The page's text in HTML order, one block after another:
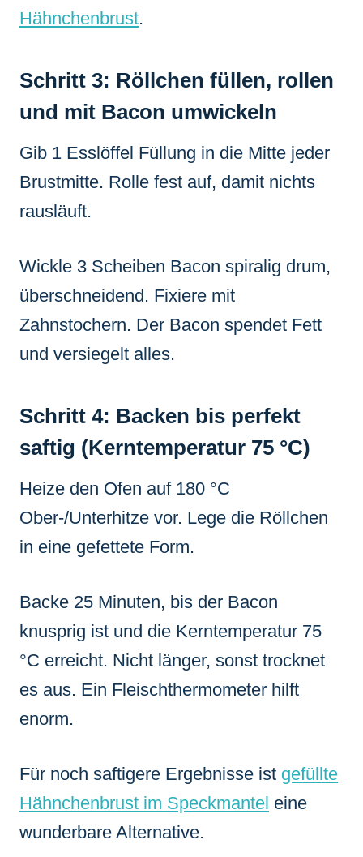
Hähnchenbrust.
Schritt 3: Röllchen füllen, rollen
und mit Bacon umwickeln
Gib 1 Esslöffel Füllung in die Mitte jeder
Brustmitte. Rolle fest auf, damit nichts
rausläuft.
Wickle 3 Scheiben Bacon spiralig drum,
überschneidend. Fixiere mit
Zahnstochern. Der Bacon spendet Fett
und versiegelt alles.
Schritt 4: Backen bis perfekt
saftig (Kerntemperatur 75 °C)
Heize den Ofen auf 180 °C
Ober-/Unterhitze vor. Lege die Röllchen
in eine gefettete Form.
Backe 25 Minuten, bis der Bacon
knusprig ist und die Kerntemperatur 75
°C erreicht. Nicht länger, sonst trocknet
es aus. Ein Fleischthermometer hilft
enorm.
Für noch saftigere Ergebnisse ist gefüllte
Hähnchenbrust im Speckmantel eine
wunderbare Alternative.